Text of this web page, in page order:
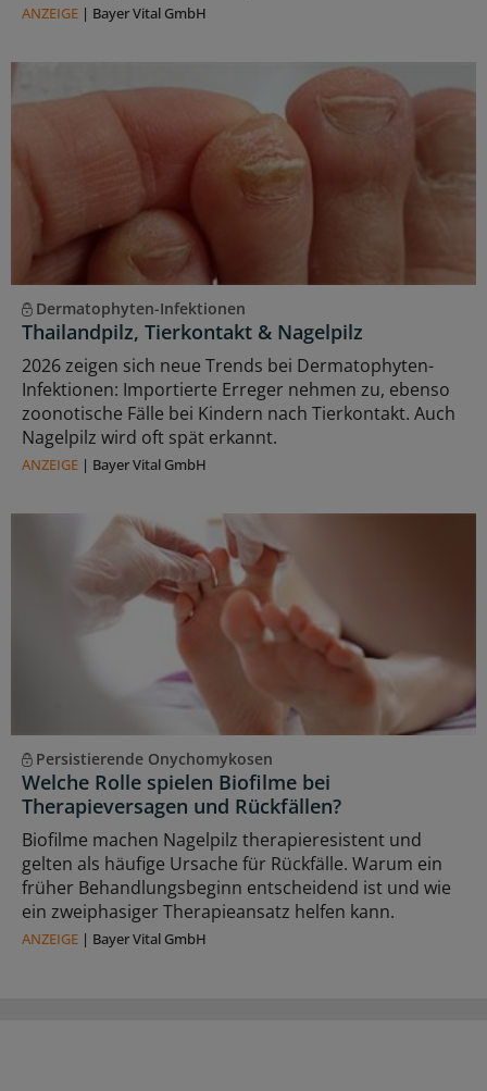
ANZEIGE | Bayer Vital GmbH
Dermatophyten-Infektionen
Thailandpilz, Tierkontakt & Nagelpilz
2026 zeigen sich neue Trends bei Dermatophyten-
Infektionen: Importierte Erreger nehmen zu, ebenso
zoonotische Fälle bei Kindern nach Tierkontakt. Auch
Nagelpilz wird oft spät erkannt.
ANZEIGE | Bayer Vital GmbH
Persistierende Onychomykosen
Welche Rolle spielen Biofilme bei
Therapieversagen und Rückfällen?
Biofilme machen Nagelpilz therapieresistent und
gelten als häufige Ursache für Rückfälle. Warum ein
früher Behandlungsbeginn entscheidend ist und wie
ein zweiphasiger Therapieansatz helfen kann.
ANZEIGE | Bayer Vital GmbH